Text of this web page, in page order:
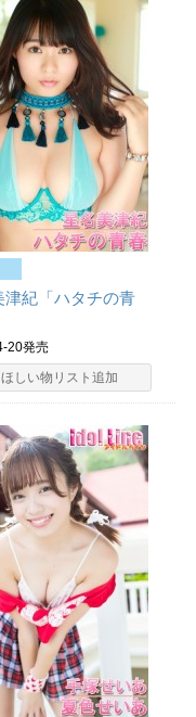
津紀「ハタチの青
20発売
ほしい物リスト追加